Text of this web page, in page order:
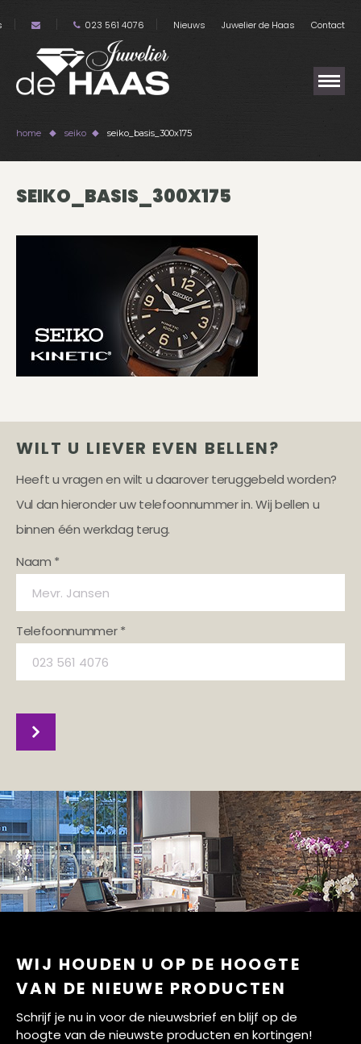
023 561 4076 Nieuws Juwelier de Haas Contact
home seiko seiko_basis_300x175
SEIKO_BASIS_300X175
WILT U LIEVER EVEN BELLEN?
Heeft u vragen en wilt u daarover teruggebeld worden?
Vul dan hieronder uw telefoonnummer in. Wij bellen u
binnen één werkdag terug.
Naam *
Telefoonnummer *
WIJ HOUDEN U OP DE HOOGTE
VAN DE NIEUWE PRODUCTEN
Schrijf je nu in voor de nieuwsbrief en blijf op de
hoogte van de nieuwste producten en kortingen!